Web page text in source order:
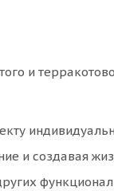
и
и создавая